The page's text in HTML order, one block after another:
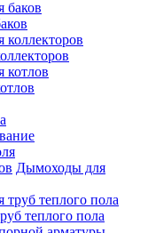
Дымоходы для
теплого пола